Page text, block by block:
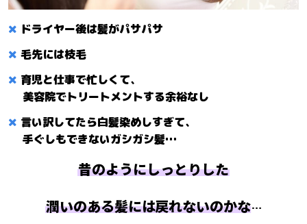
ドライヤー後は髪がパサパサ
毛先には枝毛
育児と仕事で忙しくて、
美容院でトリートメントする余裕なし
言い訳してたら白髪染めしすぎて、
手ぐしもできないガシガシ髪…
昔のようにしっとりした
潤いのある髪には戻れないのかな…